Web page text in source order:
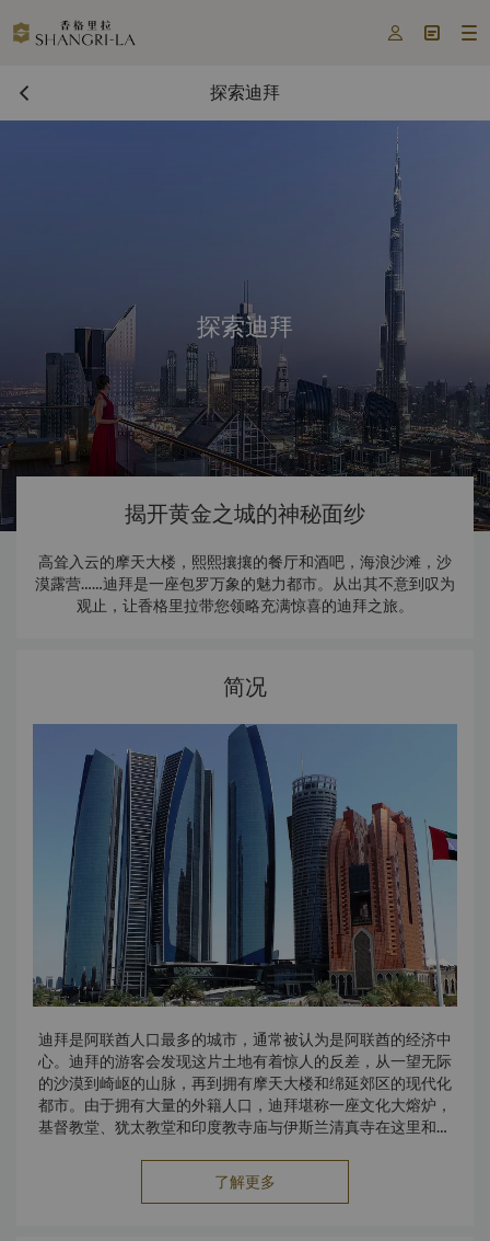
  
探索迪拜
探索迪拜
揭开黄金之城的神秘面纱
高耸入云的摩天大楼，熙熙攘攘的餐厅和酒吧，海浪沙滩，沙
漠露营……迪拜是一座包罗万象的魅力都市。从出其不意到叹为
观止，让香格里拉带您领略充满惊喜的迪拜之旅。
简况
迪拜是阿联酋人口最多的城市，通常被认为是阿联酋的经济中
心。迪拜的游客会发现这片土地有着惊人的反差，从一望无际
的沙漠到崎岖的山脉，再到拥有摩天大楼和绵延郊区的现代化
都市。由于拥有大量的外籍人口，迪拜堪称一座文化大熔炉，
基督教堂、犹太教堂和印度教寺庙与伊斯兰清真寺在这里和谐
了解更多